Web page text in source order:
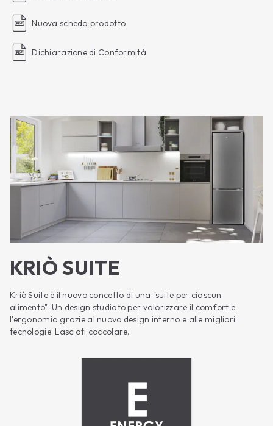
Nuova scheda prodotto
Dichiarazione di Conformità
KRIÒ SUITE
Kriò Suite è il nuovo concetto di una "suite per ciascun
alimento". Un design studiato per valorizzare il comfort e
l'ergonomia grazie al nuovo design interno e alle migliori
tecnologie. Lasciati coccolare.